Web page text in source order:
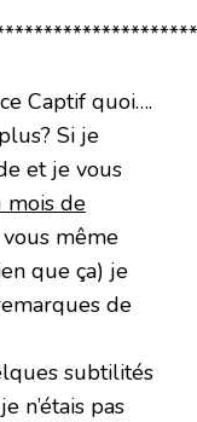
Captif quoi….
Si je
et je vous
mois de
même
que ça) je
de
subtilités
n’étais pas